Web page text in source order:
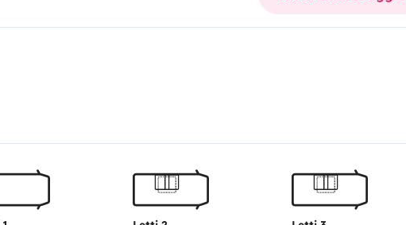
e veloce e scattante nonostante i suoi 7 metri di